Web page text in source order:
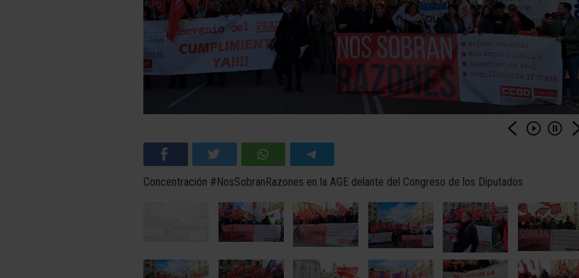
Concentración #NosSobranRazones en la AGE delante del Congreso de los Diputados